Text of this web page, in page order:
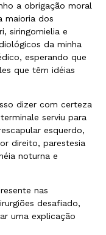
a obrigação moral
maioria dos
siringomielia e
da minha
esperando que
que têm idéias
dizer com certeza
serviu para
esquerdo,
direito, parestesia
noturna e
nas
desafiado,
uma explicação